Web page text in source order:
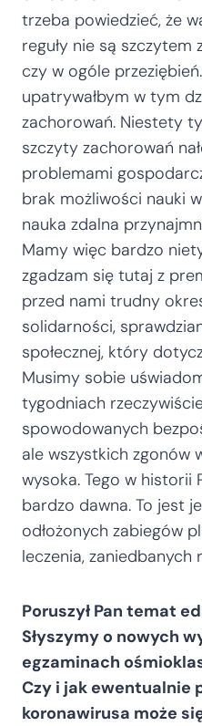
trzeba powiedzieć, że
reguły nie są
czy w ogóle
upatrywałbym w tym
zachorowań. Niestety
szczyty zachorowań
problemami
brak możliwości nauki
nauka zdalna
Mamy więc bardzo
zgadzam się tutaj z
przed nami trudny
solidarności,
społecznej, który
Musimy sobie
tygodniach
spowodowanych
ale wszystkich zgonów
wysoka. Tego w historii
bardzo dawna. To jest
odłożonych zabiegów
leczenia,
Poruszył Pan temat
Słyszymy o nowych
egzaminach
Czy i jak ewentualnie
koronawirusa może